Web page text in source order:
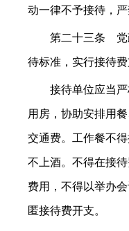
动一律不予接待，
第二十三条 党政
待标准，实行接待费
接待单位应当严
用房，协助安排用
交通费。工作餐不
不上酒。不得在接
费用，不得以举办
匿接待费开支。